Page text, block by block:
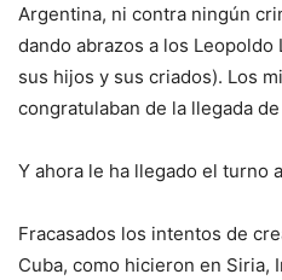
Argentina, ni contra ningún
dando abrazos a los Leopoldo
sus hijos y sus criados). Los
congratulaban de la llegada
Y ahora le ha llegado el turno
Fracasados los intentos de
Cuba, como hicieron en Siria,